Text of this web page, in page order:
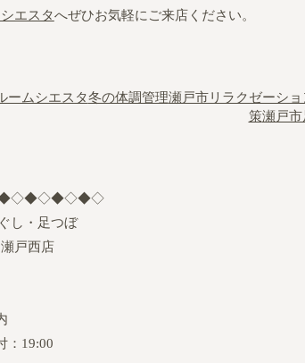
エスタへぜひお気軽にご来店ください。
ームシエスタ冬の体調管理瀬戸市リラクゼーショ
策瀬戸市
し・足つぼ
戸西店
：19:00